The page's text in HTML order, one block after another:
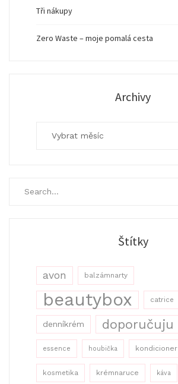
Tři nákupy
Zero Waste – moje pomalá cesta
Archivy
Štítky
avon balzámnarty
beautybox catrice
denníkrém doporučuju
essence houbička kondicioner
kosmetika krémnaruce káva